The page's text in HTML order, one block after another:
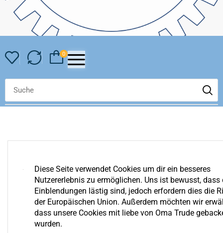
0
YOUR COMPARE IS EMPTY
We invite you to get acquainted with an assortment of our
shop. Surely you can find something for yourself!
Diese Seite verwendet Cookies um dir ein besseres
Nutzererlebnis zu ermöglichen. Uns ist bewusst, dass
Einblendungen lästig sind, jedoch erfordern dies die
der Europäischen Union. Außerdem möchten wir
dass unsere Cookies mit liebe von Oma Trude
wurden.